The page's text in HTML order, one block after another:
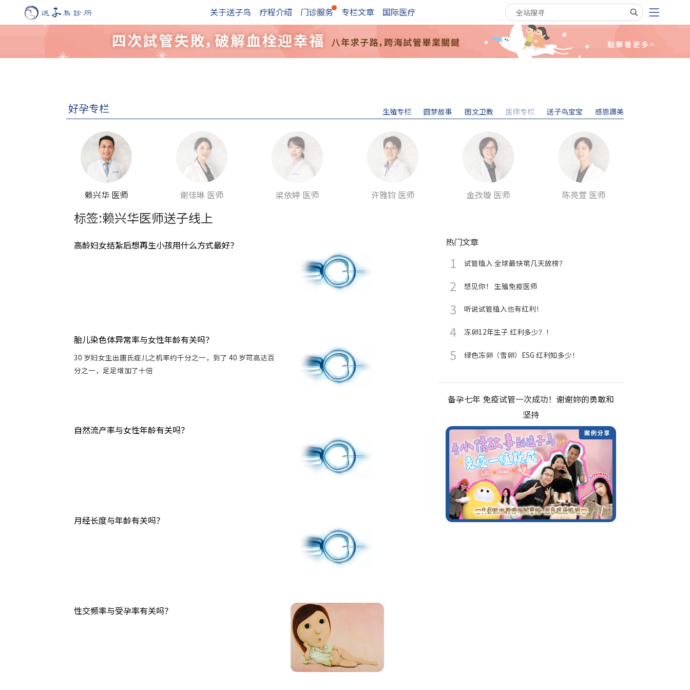
关于送子鸟 疗程介绍 门诊服务 专栏文章 国际医疗 搜寻关键字
好孕专栏 生殖专栏 圆梦故事 图文卫教 医师专栏 送子鸟宝宝 感恩讚美
赖兴华 医师 谢佳琳 医师 梁依婷 医师 许雅钧 医师 金孜璇 医师 陈亮萱 医师
标签:赖兴华医师送子线上
高龄妇女结紮后想再生小孩用什么方式最好？
胎儿染色体异常率与女性年龄有关吗？
30 岁妇女生出唐氏症儿之机率约千分之一，到了 40 岁可高达百
分之一，足足增加了十倍
自然流产率与女性年龄有关吗？
月经长度与年龄有关吗？
性交频率与受孕率有关吗？
热门文章
试管植入 全球最快第几天放榜？
想见你！ 生殖免疫医师
听说试管植入也有红利！
冻卵12年生子 红利多少？！
绿色冻卵（雪卵）ESG 红利知多少！
备孕七年 免疫试管一次成功！谢谢妳的勇敢和
坚持